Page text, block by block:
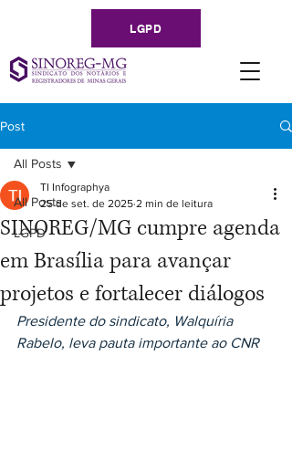
LGPD
Post
All Posts
LGPD
All Posts
SINOREG/MG cumpre agenda
em Brasília para avançar
projetos e fortalecer diálogos
TI Infographya
25 de set. de 2025 2 min de leitura
Presidente do sindicato, Walquíria
Rabelo, leva pauta importante ao CNR